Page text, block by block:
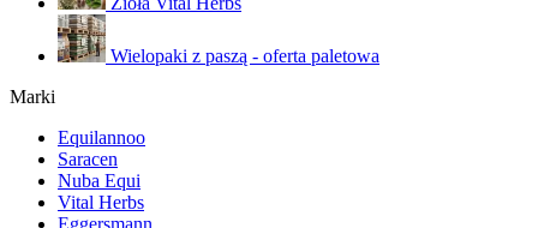
Wielopaki z paszą - oferta paletowa
Marki
Equilannoo
Saracen
Nuba Equi
Vital Herbs
Eggersmann